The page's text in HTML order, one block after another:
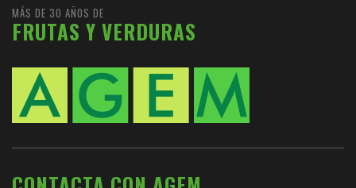
MÁS DE 30 AÑOS DE
FRUTAS Y VERDURAS